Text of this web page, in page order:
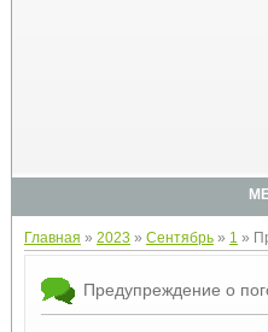
Главная » 2023 » Сентябрь » 1 »
Предупреждение о